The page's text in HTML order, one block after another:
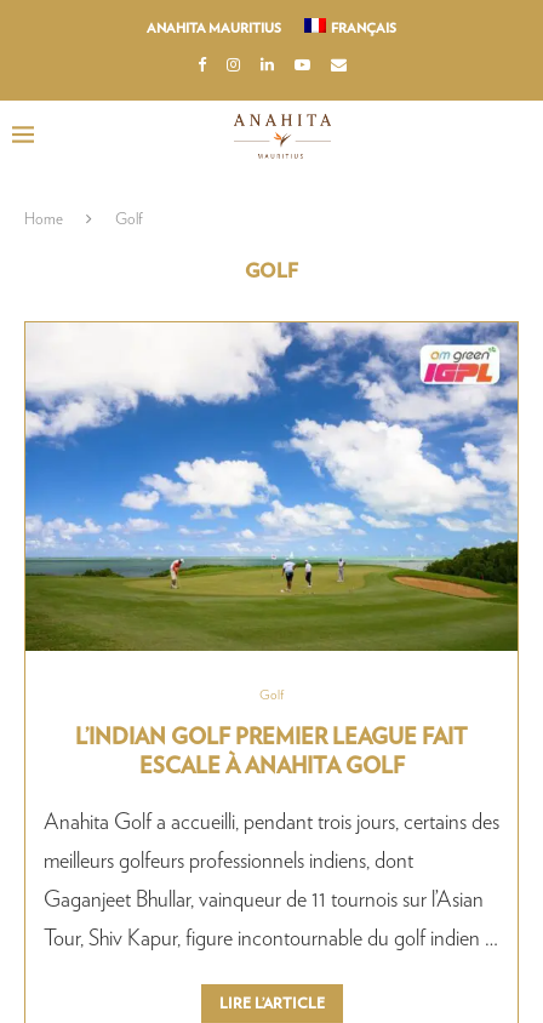
ANAHITA MAURITIUS FRANÇAIS
Home Golf
GOLF
Golf
L’INDIAN GOLF PREMIER LEAGUE FAIT
ESCALE À ANAHITA GOLF
Anahita Golf a accueilli, pendant trois jours, certains des
meilleurs golfeurs professionnels indiens, dont
Gaganjeet Bhullar, vainqueur de 11 tournois sur l’Asian
Tour, Shiv Kapur, figure incontournable du golf indien …
LIRE L’ARTICLE